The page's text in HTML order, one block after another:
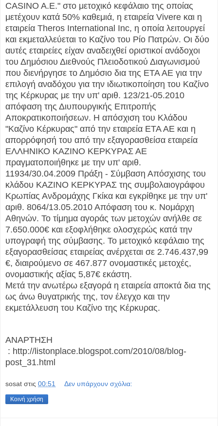
CASINO A.E." στο μετοχικό κεφάλαιο της οποίας
μετέχουν κατά 50% καθεμιά, η εταιρεία Vivere και η
εταιρεία Theros International Inc, η οποία λειτουργεί
και εκμεταλλεύεται το Καζίνο του Ρίο Πατρών. Οι δύο
αυτές εταιρείες είχαν αναδειχθεί οριστικοί ανάδοχοι
του Δημόσιου Διεθνούς Πλειοδοτικού Διαγωνισμού
που διενήργησε το Δημόσιο δια της ΕΤΑ ΑΕ για την
επιλογή αναδόχου για την ιδιωτικοποίηση του Καζίνο
της Κέρκυρας με την υπ' αριθ. 123/21-05.2010
απόφαση της Διυπουργικής Επιτροπής
Αποκρατικοποιήσεων. Η απόσχιση του Κλάδου
"Καζίνο Κέρκυρας" από την εταιρεία ΕΤΑ ΑΕ και η
απορρόφησή του από την εξαγορασθείσα εταιρεία
ΕΛΛΗΝΙΚΟ ΚΑΖΙΝΟ ΚΕΡΚΥΡΑΣ ΑΕ
πραγματοποιήθηκε με την υπ' αριθ.
11934/30.04.2009 Πράξη - Σύμβαση Απόσχισης του
κλάδου ΚΑΖΙΝΟ ΚΕΡΚΥΡΑΣ της συμβολαιογράφου
Κρωπίας Ανδρομάχης Γκίκα και εγκρίθηκε με την υπ'
αριθ. 8064/13.05.2010 Απόφαση του κ. Νομάρχη
Αθηνών. Το τίμημα αγοράς των μετοχών ανήλθε σε
7.650.000€ και εξοφλήθηκε ολοσχερώς κατά την
υπογραφή της σύμβασης. Το μετοχικό κεφάλαιο της
εξαγορασθείσας εταιρείας ανέρχεται σε 2.746.437,99
€, διαιρούμενο σε 467.877 ονομαστικές μετοχές,
ονομαστικής αξίας 5,87€ εκάστη.
Μετά την ανωτέρω εξαγορά η εταιρεία αποκτά δια της
ως άνω θυγατρικής της, τον έλεγχο και την
εκμετάλλευση του Καζίνο της Κέρκυρας.
ΑΝΑΡΤΗΣΗ
: http://listonplace.blogspot.com/2010/08/blog-
post_31.html
sosat στις 00:51 Δεν υπάρχουν σχόλια:
Κοινή χρήση